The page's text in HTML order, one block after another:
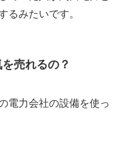
るみたいです。
売れるの？
電力会社の設備を使っ